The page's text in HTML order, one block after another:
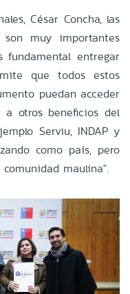
César Concha, las
muy importantes
fundamental entregar
que todos estos
puedan acceder
otros beneficios del
Serviu, INDAP y
como país, pero
maulina".